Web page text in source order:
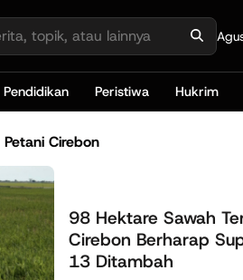
Pendidikan Peristiwa Hukrim
Petani Cirebon
98 Hektare Sawah
Cirebon Berharap
13 Ditambah